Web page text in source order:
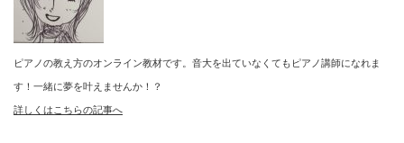
ピアノの教え方のオンライン教材です。音大を出ていなくてもピアノ講師になれま
す！一緒に夢を叶えませんか！？
詳しくはこちらの記事へ